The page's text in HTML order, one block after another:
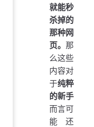
就能秒
杀掉的
那种网
页。 那
么这些
内容对
于纯粹
的新手
而言可
能还